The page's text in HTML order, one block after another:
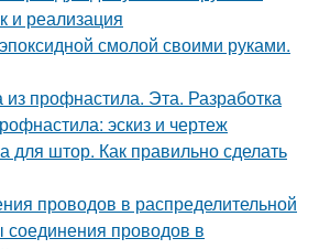
и реализация
смолой своими руками.
из профнастила. Эта. Разработка
эскиз и чертеж
для штор. Как правильно сделать
проводов в распределительной
соединения проводов в